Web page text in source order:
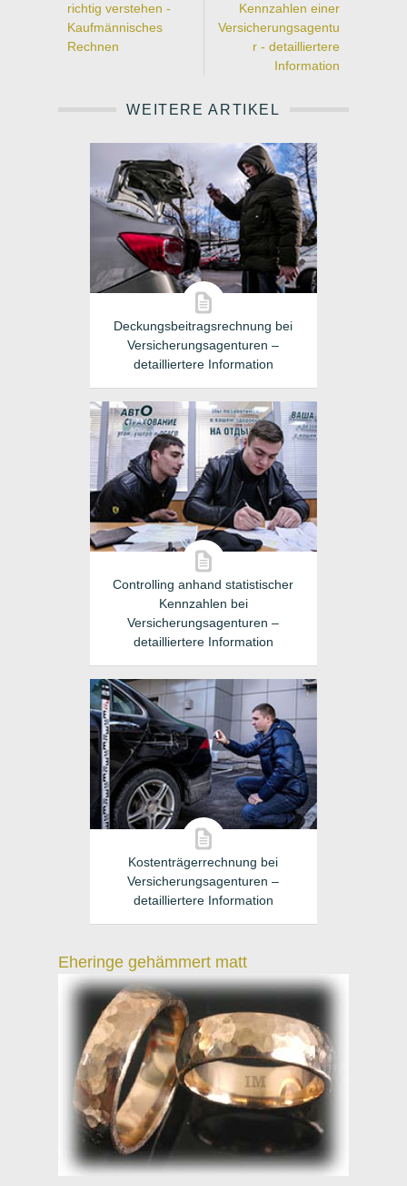
richtig verstehen -
Kaufmännisches
Rechnen
Kennzahlen einer
Versicherungsagentu
r - detailliertere
Information
WEITERE ARTIKEL
Deckungsbeitragsrechnung bei
Versicherungsagenturen –
detailliertere Information
Controlling anhand statistischer
Kennzahlen bei
Versicherungsagenturen –
detailliertere Information
Kostenträgerrechnung bei
Versicherungsagenturen –
detailliertere Information
Eheringe gehämmert matt